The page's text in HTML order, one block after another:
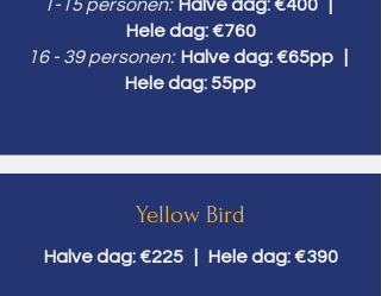
1-15 personen: Halve dag: €400 |
Hele dag: €760
16 - 39 personen: Halve dag: €65pp |
Hele dag: 55pp
Yellow Bird
Halve dag: €225 | Hele dag: €390